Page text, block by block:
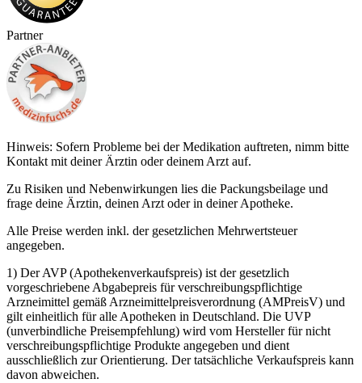
Partner
Hinweis: Sofern Probleme bei der Medikation auftreten, nimm bitte
Kontakt mit deiner Ärztin oder deinem Arzt auf.
Zu Risiken und Nebenwirkungen lies die Packungsbeilage und
frage deine Ärztin, deinen Arzt oder in deiner Apotheke.
Alle Preise werden inkl. der gesetzlichen Mehrwertsteuer
angegeben.
1) Der AVP (Apothekenverkaufspreis) ist der gesetzlich
vorgeschriebene Abgabepreis für verschreibungspflichtige
Arzneimittel gemäß Arzneimittelpreisverordnung (AMPreisV) und
gilt einheitlich für alle Apotheken in Deutschland. Die UVP
(unverbindliche Preisempfehlung) wird vom Hersteller für nicht
verschreibungspflichtige Produkte angegeben und dient
ausschließlich zur Orientierung. Der tatsächliche Verkaufspreis kann
davon abweichen.